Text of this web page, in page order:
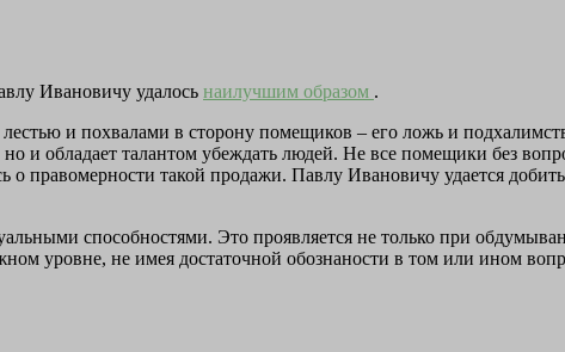
Ивановичу удалось наилучшим образом .
лестью и похвалами в сторону помещиков – его ложь и
и обладает талантом убеждать людей. Не все помещики без
правомерности такой продажи. Павлу Ивановичу удается
способностями. Это проявляется не только при
уровне, не имея достаточной обознаности в том или ином